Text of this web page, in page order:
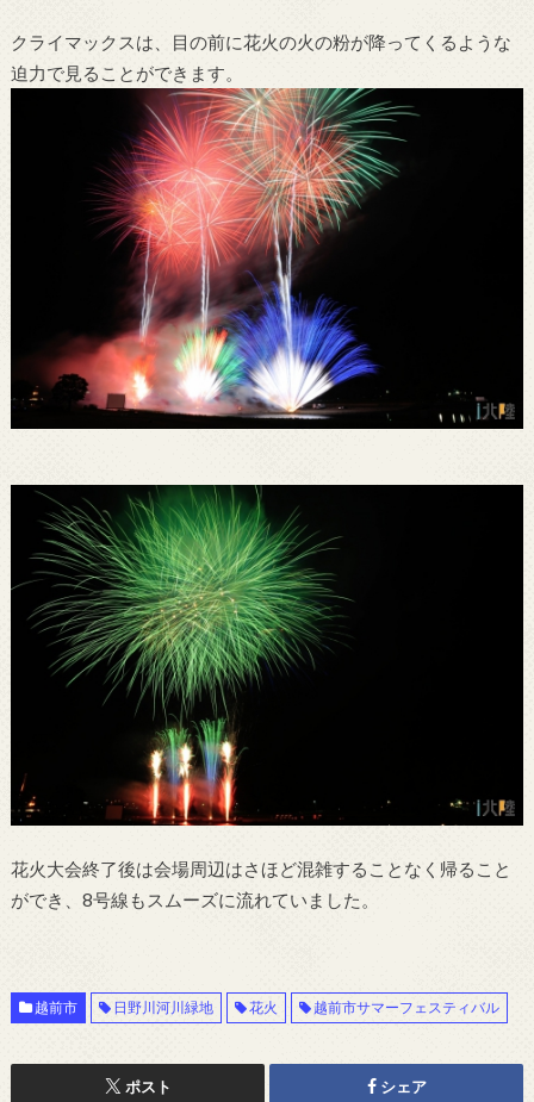
クライマックスは、目の前に花火の火の粉が降ってくるような
迫力で見ることができます。
花火大会終了後は会場周辺はさほど混雑することなく帰ること
ができ、8号線もスムーズに流れていました。
越前市 日野川河川緑地 花火 越前市サマーフェスティバル
ポスト シェア